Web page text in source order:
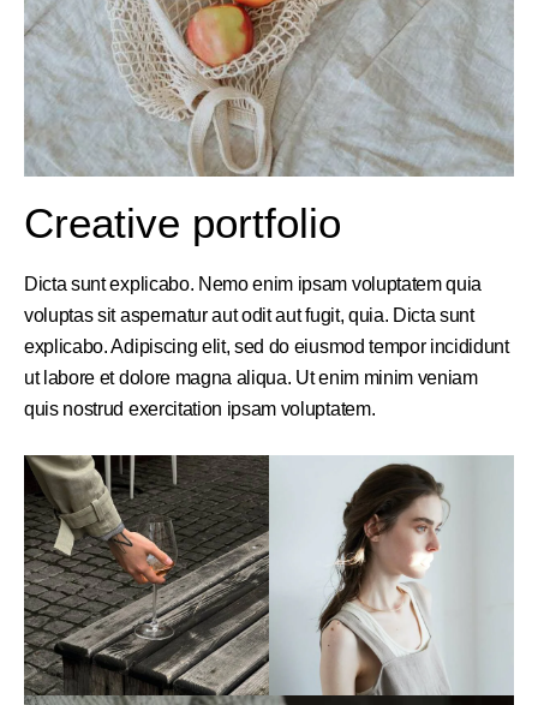
Creative portfolio
Dicta sunt explicabo. Nemo enim ipsam voluptatem quia
voluptas sit aspernatur aut odit aut fugit, quia. Dicta sunt
explicabo. Adipiscing elit, sed do eiusmod tempor incididunt
ut labore et dolore magna aliqua. Ut enim minim veniam
quis nostrud exercitation ipsam voluptatem.